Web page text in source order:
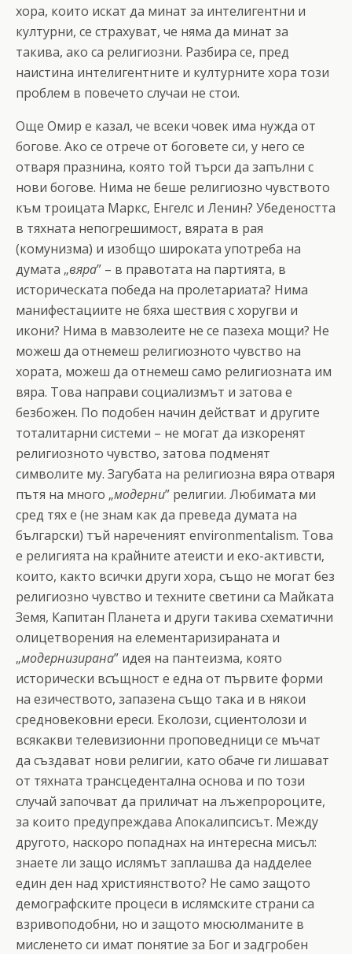
хора, които искат да минат за интелигентни и
културни, се страхуват, че няма да минат за
такива, ако са религиозни. Разбира се, пред
наистина интелигентните и културните хора този
проблем в повечето случаи не стои.
Още Омир е казал, че всеки човек има нужда от
богове. Ако се отрече от боговете си, у него се
отваря празнина, която той търси да запълни с
нови богове. Нима не беше религиозно чувството
към троицата Маркс, Енгелс и Ленин? Убедеността
в тяхната непогрешимост, вярата в рая
(комунизма) и изобщо широката употреба на
думата „вяра” – в правотата на партията, в
историческата победа на пролетариата? Нима
манифестациите не бяха шествия с хоругви и
икони? Нима в мавзолеите не се пазеха мощи? Не
можеш да отнемеш религиозното чувство на
хората, можеш да отнемеш само религиозната им
вяра. Това направи социализмът и затова е
безбожен. По подобен начин действат и другите
тоталитарни системи – не могат да изкоренят
религиозното чувство, затова подменят
символите му. Загубата на религиозна вяра отваря
пътя на много „модерни” религии. Любимата ми
сред тях е (не знам как да преведа думата на
български) тъй нареченият environmentalism. Това
е религията на крайните атеисти и еко-активсти,
които, както всички други хора, също не могат без
религиозно чувство и техните светини са Майката
Земя, Капитан Планета и други такива схематични
олицетворения на елементаризираната и
„модернизирана” идея на пантеизма, която
исторически всъщност е една от първите форми
на езичеството, запазена също така и в някои
средновековни ереси. Еколози, сциентолози и
всякакви телевизионни проповедници се мъчат
да създават нови религии, като обаче ги лишават
от тяхната трансцедентална основа и по този
случай започват да приличат на лъжепророците,
за които предупреждава Апокалипсисът. Между
другото, наскоро попаднах на интересна мисъл:
знаете ли защо ислямът заплашва да надделее
един ден над християнството? Не само защото
демографските процеси в ислямските страни са
взривоподобни, но и защото мюсюлманите в
мисленето си имат понятие за Бог и задгробен